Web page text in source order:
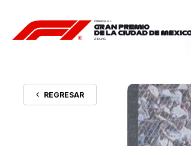
REGRESAR